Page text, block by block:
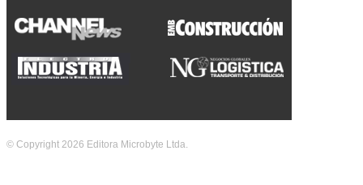
© Copyright 2026 Editora Microbyte Ltda.